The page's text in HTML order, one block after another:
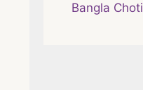
Bangla Choti